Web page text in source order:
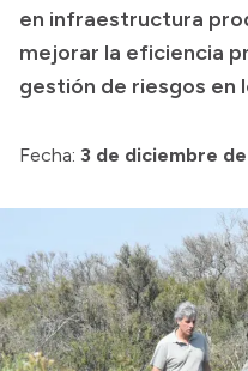
Consulta de pago a
Convocatorias
Intranet
en infraestructura
mejorar la eficiencia
gestión de riesgos en
Fecha: 3 de diciembre